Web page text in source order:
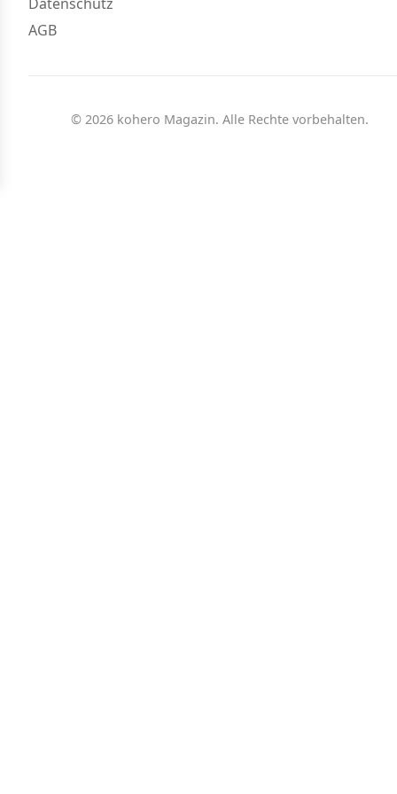
AGB
© 2026 kohero Magazin. Alle Rechte vorbehalten.